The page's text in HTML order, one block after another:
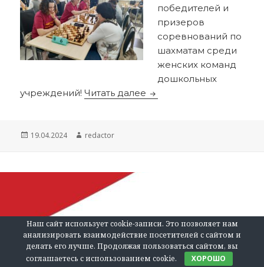
победителей и
призеров
соревнований по
шахматам среди
женских команд
дошкольных
учреждений!Читать далее Выбраны лучшие
Опубликовано
19.04.2024 Автор
redactor
Наш сайт использует cookie-записи. Это позволяет нам
анализировать взаимодействие посетителей с сайтом и
делать его лучше. Продолжая пользоваться сайтом, вы
соглашаетесь с использованием cookie.
ХОРОШО